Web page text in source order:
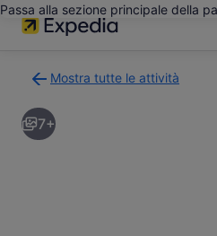
Passa alla sezione principale della
Mostra tutte le attività
alla
pagina
dei
7+